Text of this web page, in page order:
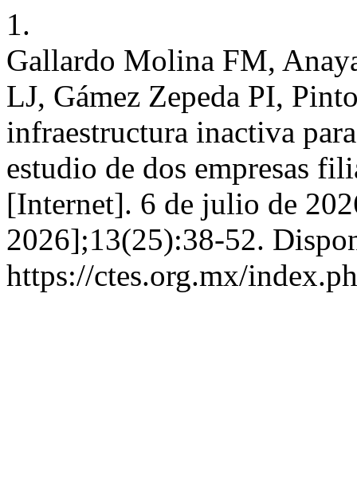
1.
Gallardo Molina FM,
LJ, Gámez Zepeda PI,
infraestructura inactiva
estudio de dos empresas
[Internet]. 6 de julio de
2026];13(25):38-52.
https://ctes.org.mx/